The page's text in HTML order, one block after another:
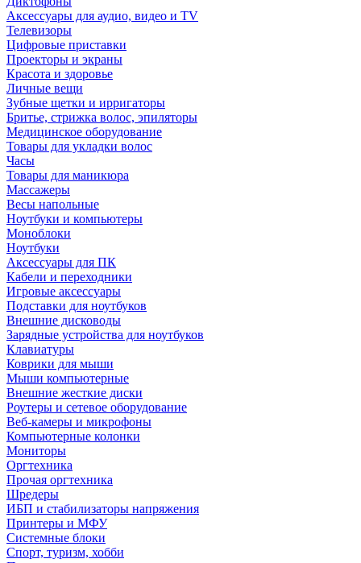
Аксессуары для аудио, видео и TV
Телевизоры
Цифровые приставки
Проекторы и экраны
Красота и здоровье
Личные вещи
Зубные щетки и ирригаторы
Бритье, стрижка волос, эпиляторы
Медицинское оборудование
Товары для укладки волос
Часы
Товары для маникюра
Массажеры
Весы напольные
Ноутбуки и компьютеры
Моноблоки
Ноутбуки
Аксессуары для ПК
Кабели и переходники
Игровые аксессуары
Подставки для ноутбуков
Внешние дисководы
Зарядные устройства для ноутбуков
Клавиатуры
Коврики для мыши
Мыши компьютерные
Внешние жесткие диски
Роутеры и сетевое оборудование
Веб-камеры и микрофоны
Компьютерные колонки
Мониторы
Оргтехника
Прочая оргтехника
Шредеры
ИБП и стабилизаторы напряжения
Принтеры и МФУ
Системные блоки
Спорт, туризм, хобби